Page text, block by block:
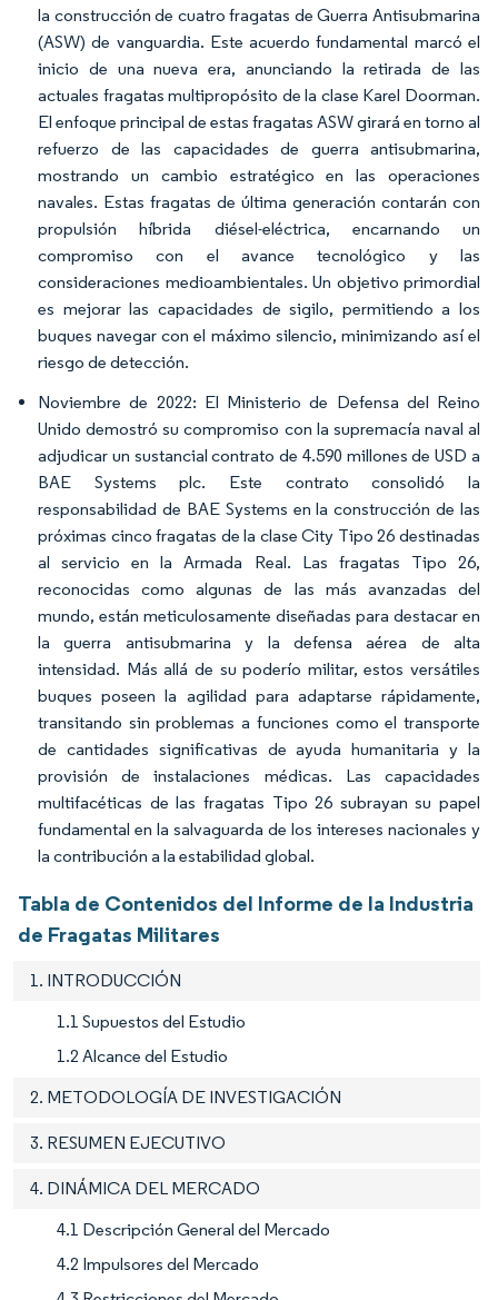
la construcción de cuatro fragatas de Guerra Antisubmarina
(ASW) de vanguardia. Este acuerdo fundamental marcó el
inicio de una nueva era, anunciando la retirada de las
actuales fragatas multipropósito de la clase Karel Doorman.
El enfoque principal de estas fragatas ASW girará en torno al
refuerzo de las capacidades de guerra antisubmarina,
mostrando un cambio estratégico en las operaciones
navales. Estas fragatas de última generación contarán con
propulsión híbrida diésel-eléctrica, encarnando un
compromiso con el avance tecnológico y las
consideraciones medioambientales. Un objetivo primordial
es mejorar las capacidades de sigilo, permitiendo a los
buques navegar con el máximo silencio, minimizando así el
riesgo de detección.
Noviembre de 2022: El Ministerio de Defensa del Reino
Unido demostró su compromiso con la supremacía naval al
adjudicar un sustancial contrato de 4.590 millones de USD a
BAE Systems plc. Este contrato consolidó la
responsabilidad de BAE Systems en la construcción de las
próximas cinco fragatas de la clase City Tipo 26 destinadas
al servicio en la Armada Real. Las fragatas Tipo 26,
reconocidas como algunas de las más avanzadas del
mundo, están meticulosamente diseñadas para destacar en
la guerra antisubmarina y la defensa aérea de alta
intensidad. Más allá de su poderío militar, estos versátiles
buques poseen la agilidad para adaptarse rápidamente,
transitando sin problemas a funciones como el transporte
de cantidades significativas de ayuda humanitaria y la
provisión de instalaciones médicas. Las capacidades
multifacéticas de las fragatas Tipo 26 subrayan su papel
fundamental en la salvaguarda de los intereses nacionales y
la contribución a la estabilidad global.
Tabla de Contenidos del Informe de la Industria
de Fragatas Militares
1. INTRODUCCIÓN
1.1 Supuestos del Estudio
1.2 Alcance del Estudio
2. METODOLOGÍA DE INVESTIGACIÓN
3. RESUMEN EJECUTIVO
4. DINÁMICA DEL MERCADO
4.1 Descripción General del Mercado
4.2 Impulsores del Mercado